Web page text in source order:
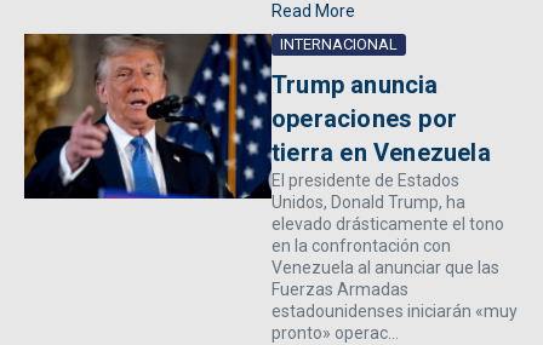
Read More
INTERNACIONAL
Trump anuncia
operaciones por
tierra en Venezuela
El presidente de Estados
Unidos, Donald Trump, ha
elevado drásticamente el tono
en la confrontación con
Venezuela al anunciar que las
Fuerzas Armadas
estadounidenses iniciarán «muy
pronto» operac...